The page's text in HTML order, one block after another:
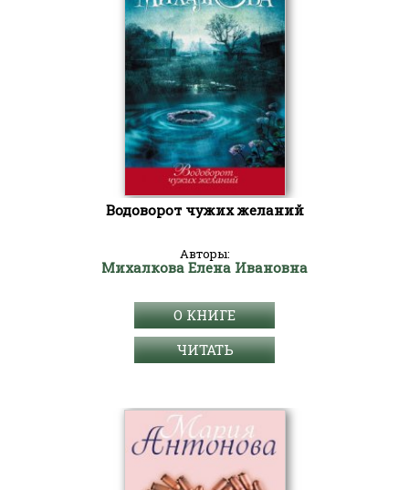
Водоворот чужих желаний
Авторы:
Михалкова Елена Ивановна
О КНИГЕ
ЧИТАТЬ